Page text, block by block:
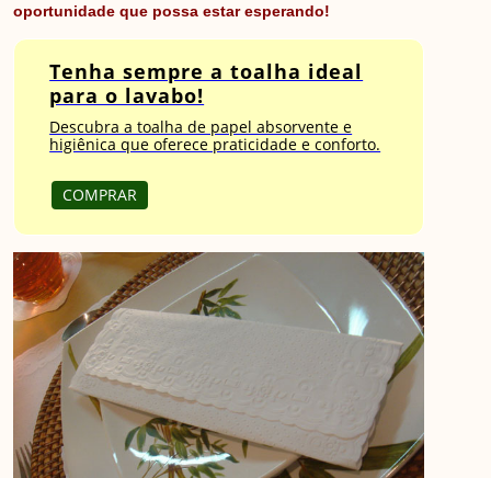
oportunidade que possa estar esperando!
Tenha sempre a toalha ideal
para o lavabo!
Descubra a toalha de papel absorvente e
higiênica que oferece praticidade e conforto.
COMPRAR